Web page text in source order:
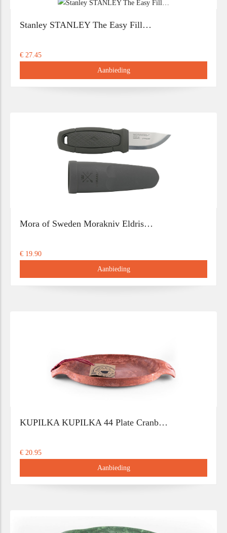
Stanley STANLEY The Easy Fill…
€ 27.45
Aanbieding
Mora of Sweden Morakniv Eldris…
€ 19.90
Aanbieding
KUPILKA KUPILKA 44 Plate Cranb…
€ 20.95
Aanbieding